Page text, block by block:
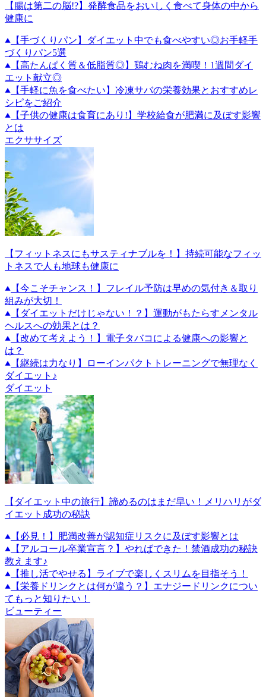
【腸は第二の脳!?】発酵食品をおいしく食べて身体の中から
健康に
【手づくりパン】ダイエット中でも食べやすい◎お手軽手
づくりパン5選
【高たんぱく質＆低脂質◎】鶏むね肉を満喫！1週間ダイ
エット献立◎
【手軽に魚を食べたい】冷凍サバの栄養効果とおすすめレ
シピをご紹介
【子供の健康は食育にあり!】学校給食が肥満に及ぼす影響
とは
エクササイズ
【フィットネスにもサスティナブルを！】持続可能なフィッ
トネスで人も地球も健康に
【今こそチャンス！】フレイル予防は早めの気付き＆取り
組みが大切！
【ダイエットだけじゃない！？】運動がもたらすメンタル
ヘルスへの効果とは？
【改めて考えよう！】電子タバコによる健康への影響と
は？
【継続は力なり】ローインパクトトレーニングで無理なく
ダイエット♪
ダイエット
【ダイエット中の旅行】諦めるのはまだ早い！メリハリがダ
イエット成功の秘訣
【必見！】肥満改善が認知症リスクに及ぼす影響とは
【アルコール卒業宣言？】やればできた！禁酒成功の秘訣
教えます♪
【推し活でやせる】ライブで楽しくスリムを目指そう！
【栄養ドリンクとは何が違う？】エナジードリンクについ
てもっと知りたい！
ビューティー